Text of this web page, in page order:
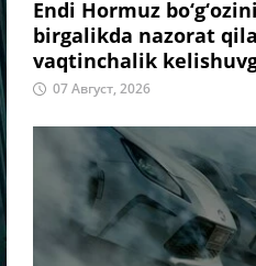
Endi Hormuz
birgalikda nazorat
vaqtinchalik
07 Август, 2026